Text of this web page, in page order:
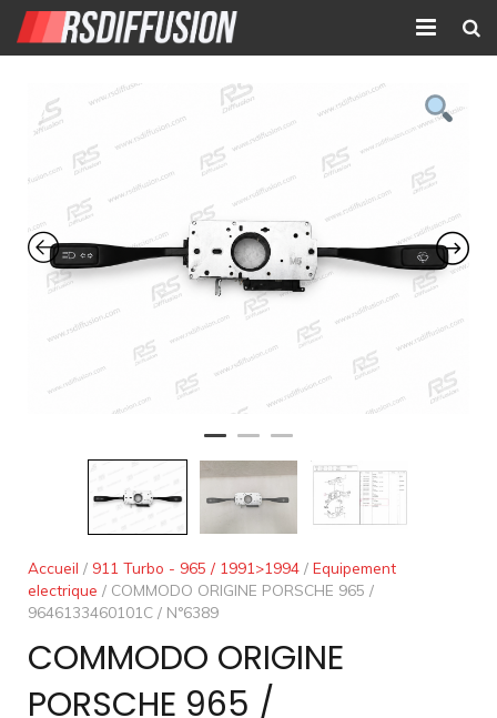
Nouvelles annonces
Annonces prolongées
Atelier mécanique
Contact
Accueil / 911 Turbo - 965 / 1991>1994 / Equipement
electrique / COMMODO ORIGINE PORSCHE 965 /
9646133460101C / N°6389
COMMODO ORIGINE
PORSCHE 965 /